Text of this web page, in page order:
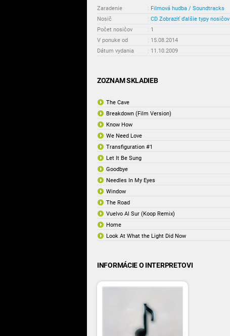
Zaradenie : Filmová hudba / Soundtracks
Nosič
: CD Zobraziť ďalšie typy nosičov
Počet nosičov
: 1
V ponuke od
: 15.08.2014
Dátum vydania
: 11.10.2009
ZOZNAM SKLADIEB
The Cave
Breakdown (Film Version)
Know How
We Need Love
Transfiguration #1
Let It Be Sung
Goodbye
Needles In My Eyes
Window
The Road
Vuelvo Al Sur (Koop Remix)
Home
Look At What the Light Did Now
INFORMÁCIE O INTERPRETOVI